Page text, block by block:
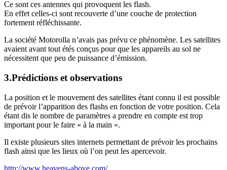
Ce sont ces antennes qui provoquent les flash.
En effet celles-ci sont recouverte d’une couche de protection
fortement réfléchissante.
La société Motorolla n’avais pas prévu ce phénomène. Les satellites
avaient avant tout étés conçus pour que les appareils au sol ne
nécessitent que peu de puissance d’émission.
3.Prédictions et observations
La position et le mouvement des satellites étant connu il est possible
de prévoir l’apparition des flashs en fonction de votre position. Cela
étant dis le nombre de paramètres a prendre en compte est trop
important pour le faire « à la main ».
Il existe plusieurs sites internets permettant de prévoir les prochains
flash ainsi que les lieux où l’on peut les apercevoir.
http://www.heavens-above.com/